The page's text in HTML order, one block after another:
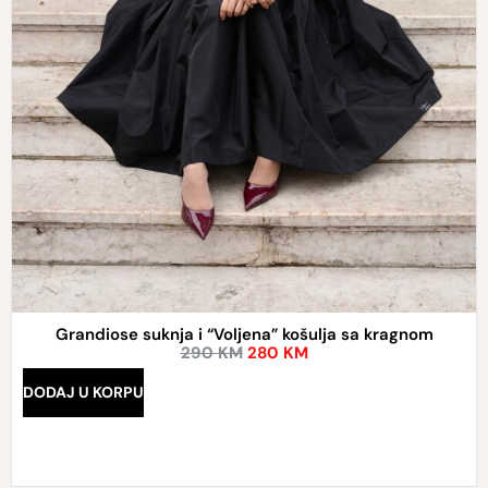
Grandiose suknja i “Voljena” košulja sa kragnom
290KM 280 KM
DODAJ U KORPU